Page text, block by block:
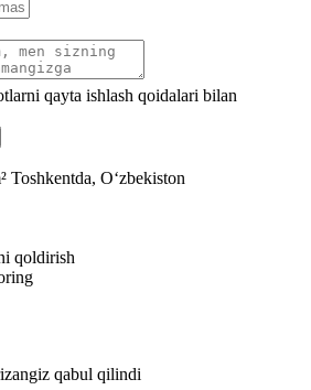
qayta ishlash qoidalari bilan
Toshkentda, Oʻzbekiston
qoldirish
qabul qilindi